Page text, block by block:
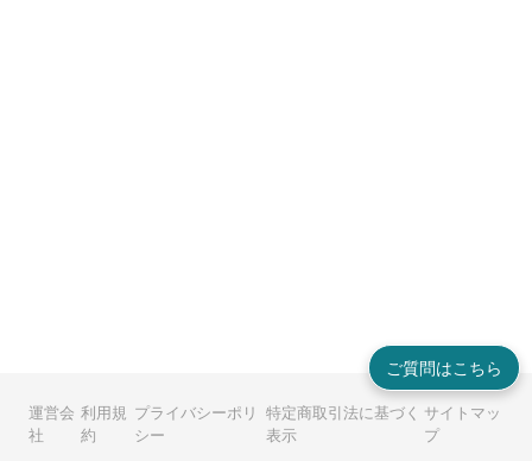
ご質問はこちら
運営会
社
利用規
約
プライバシーポリ
シー
特定商取引法に基づく
表示
サイトマッ
プ